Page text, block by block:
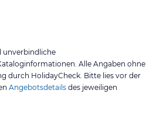
unverbindliche
Alle Angaben ohne
durch HolidayCheck. Bitte lies vor der
Angebotsdetails des jeweiligen